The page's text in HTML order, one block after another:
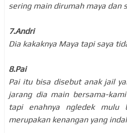
sering main dirumah maya dan
7.Andri
Dia kakaknya Maya tapi saya
8.Pai
Pai itu bisa disebut anak jail
jarang dia main bersama-
tapi enahnya ngledek mulu
merupakan kenangan yang